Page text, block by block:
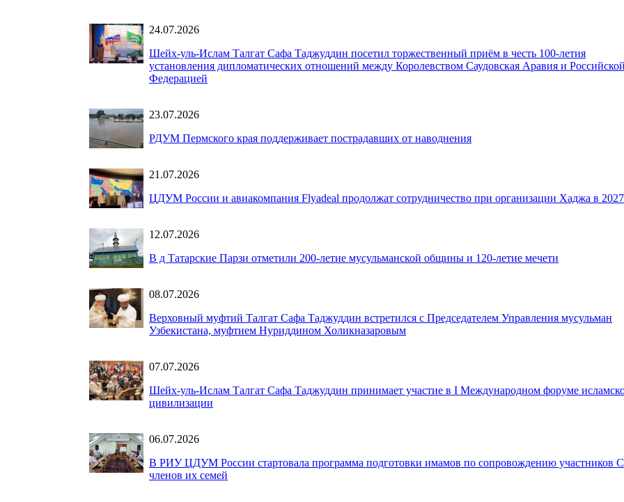
24.07.2026
Шейх-уль-Ислам Талгат Сафа Таджуддин посетил торжественный приём в честь 100-летия
установления дипломатических отношений между Королевством Саудовская Аравия и Российской
Федерацией
23.07.2026
РДУМ Пермского края поддерживает пострадавших от наводнения
21.07.2026
ЦДУМ России и авиакомпания Flyadeal продолжат сотрудничество при организации Хаджа в
12.07.2026
В д Татарские Парзи отметили 200-летие мусульманской общины и 120-летие мечети
08.07.2026
Верховный муфтий Талгат Сафа Таджуддин встретился с Председателем Управления мусульман
Узбекистана, муфтием Нуриддином Холикназаровым
07.07.2026
Шейх-уль-Ислам Талгат Сафа Таджуддин принимает участие в I Международном форуме
цивилизации
06.07.2026
В РИУ ЦДУМ России стартовала программа подготовки имамов по сопровождению участников
членов их семей